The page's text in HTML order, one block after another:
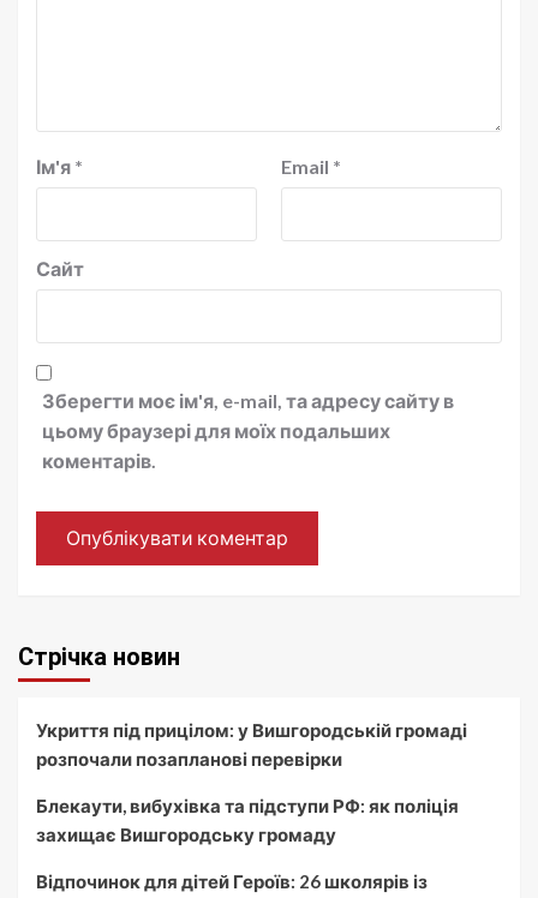
Ім'я * Email *
Сайт
Зберегти моє ім'я, e-mail, та адресу сайту в
цьому браузері для моїх подальших
коментарів.
Стрічка новин
Укриття під прицілом: у Вишгородській громаді
розпочали позапланові перевірки
Блекаути, вибухівка та підступи РФ: як поліція
захищає Вишгородську громаду
Відпочинок для дітей Героїв: 26 школярів із